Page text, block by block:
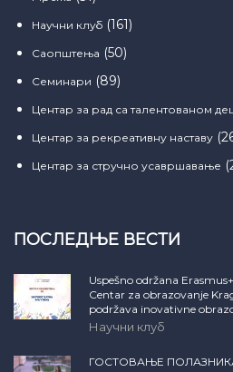
Научни клуб (161)
Саопштења (50)
Семинари (89)
Центар за рад са талентованом
Центар за рекреативну наставу
Центар за стручно усавршавање
ПОСЛЕДЊЕ ВЕСТИ
Uspešno održana
Centar za obrazovanje
podržava inovativne
Научни клуб
ГОСТОВАЊЕ